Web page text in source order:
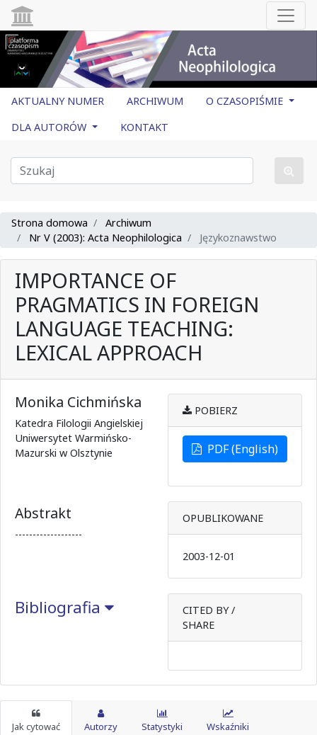
AKTUALNY NUMER ARCHIWUM
O CZASOPIŚMIE
DLA AUTORÓW
KONTAKT
Strona domowa
Archiwum
Nr V (2003): Acta Neophilologica
Językoznawstwo
IMPORTANCE OF
PRAGMATICS IN FOREIGN
LANGUAGE TEACHING:
LEXICAL APPROACH
Monika Cichmińska
Katedra Filologii Angielskiej
Uniwersytet Warmińsko-
Mazurski w Olsztynie
Abstrakt
-------------------
Bibliografia
POBIERZ
PDF (English)
OPUBLIKOWANE
2003-12-01
CITED BY /
SHARE
Jak cytować Autorzy Statystyki Wskaźniki